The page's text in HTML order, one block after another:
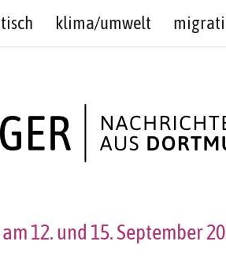
klima/umwelt
12. und 15. September